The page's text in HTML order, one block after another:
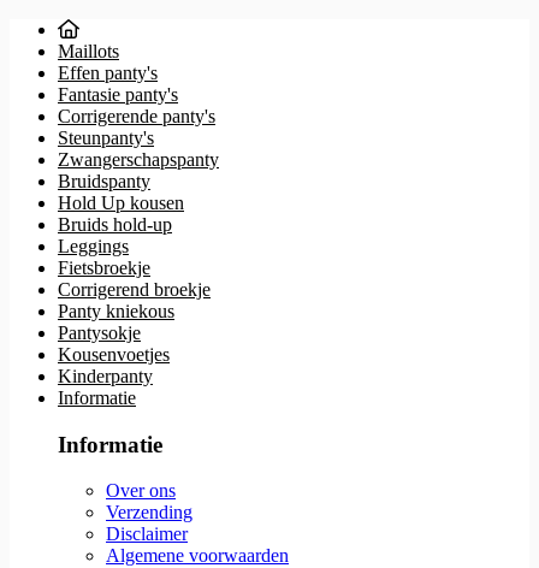
Maillots
Effen panty's
Fantasie panty's
Corrigerende panty's
Steunpanty's
Zwangerschapspanty
Bruidspanty
Hold Up kousen
Bruids hold-up
Leggings
Fietsbroekje
Corrigerend broekje
Panty kniekous
Pantysokje
Kousenvoetjes
Kinderpanty
Informatie
Informatie
Over ons
Verzending
Disclaimer
Algemene voorwaarden